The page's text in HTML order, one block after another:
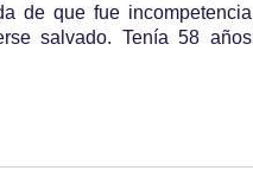
de que fue
salvado. Tenía 58